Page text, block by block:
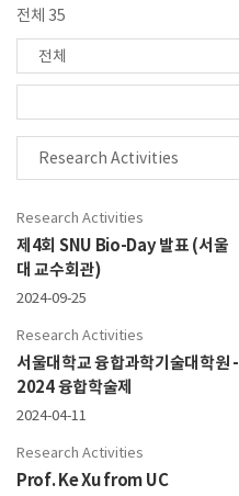
전체 35
Research Activities
제4회 SNU Bio-Day 발표 (서울
대 교수회관)
2024-09-25
Research Activities
서울대학교 융합과학기술대학원 -
2024 융합학술제
2024-04-11
Research Activities
Prof. Ke Xu from UC